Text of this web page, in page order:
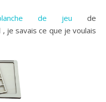
de jeude
je savais ce que je voulais